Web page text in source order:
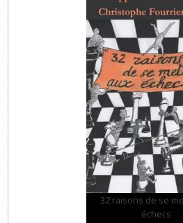
32 raisons de se
échecs